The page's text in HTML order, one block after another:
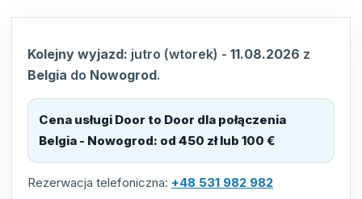
Kolejny wyjazd: jutro (wtorek) - 11.08.2026 z
Belgia do Nowogrod.
Cena usługi Door to Door dla połączenia
Belgia - Nowogrod: od 450 zł lub 100 €
Rezerwacja telefoniczna: +48 531 982 982